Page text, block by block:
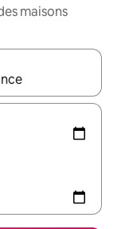
maisons
flèches vers le